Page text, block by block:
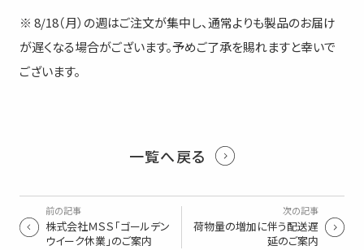
※ 8/18（月）の週はご注文が集中し、通常よりも製品のお届け
が遅くなる場合がございます。予めご了承を賜れますと幸いで
ございます。
一覧へ戻る
前の記事
株式会社ＭＳＳ「ゴールデン
ウイーク休業」のご案内
次の記事
荷物量の増加に伴う配送遅
延のご案内